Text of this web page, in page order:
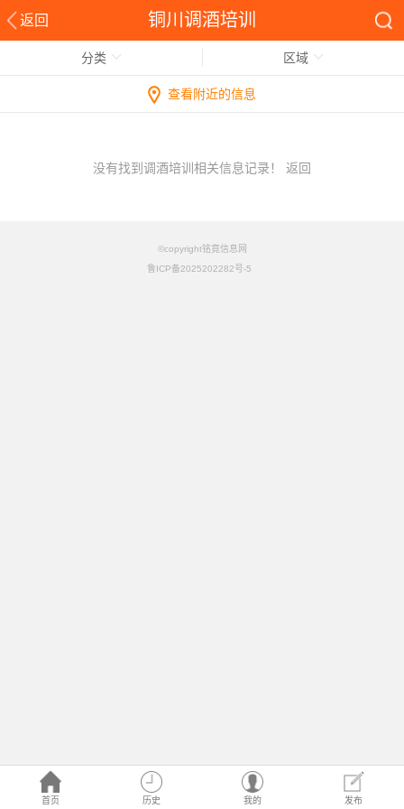
返回 铜川调酒培训
首页 历史 我的 发布
分类 区域
查看附近的信息
没有找到调酒培训相关信息记录！ 返回
©copyright铭竟信息网
鲁ICP备2025202282号-5